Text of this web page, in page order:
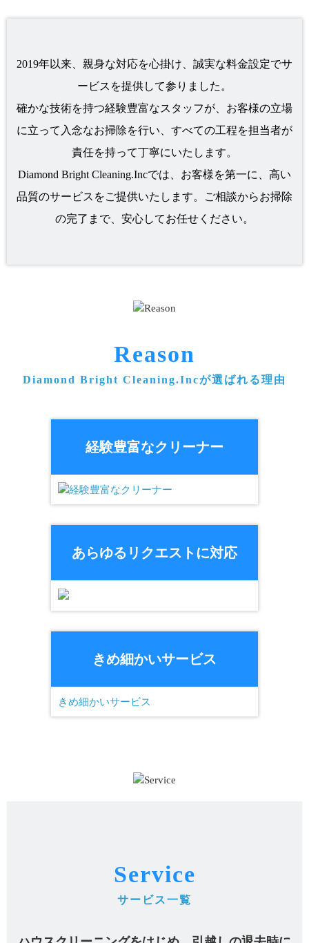
2019年以来、親身な対応を心掛け、誠実な料金設定でサ
ービスを提供して参りました。
確かな技術を持つ経験豊富なスタッフが、お客様の立場
に立って入念なお掃除を行い、すべての工程を担当者が
責任を持って丁寧にいたします。
Diamond Bright Cleaning.Incでは、お客様を第一に、高い
品質のサービスをご提供いたします。ご相談からお掃除
の完了まで、安心してお任せください。
Reason
Diamond Bright Cleaning.Incが選ばれる理由
経験豊富なクリーナー
あらゆるリクエストに対応
きめ細かいサービス
Service
サービス一覧